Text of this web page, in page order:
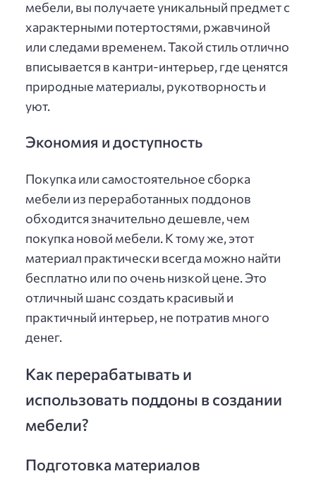
мебели, вы получаете уникальный предмет с
характерными потертостями, ржавчиной
или следами временем. Такой стиль отлично
вписывается в кантри-интерьер, где ценятся
природные материалы, рукотворность и
уют.
Экономия и доступность
Покупка или самостоятельное сборка
мебели из переработанных поддонов
обходится значительно дешевле, чем
покупка новой мебели. К тому же, этот
материал практически всегда можно найти
бесплатно или по очень низкой цене. Это
отличный шанс создать красивый и
практичный интерьер, не потратив много
денег.
Как перерабатывать и
использовать поддоны в создании
мебели?
Подготовка материалов